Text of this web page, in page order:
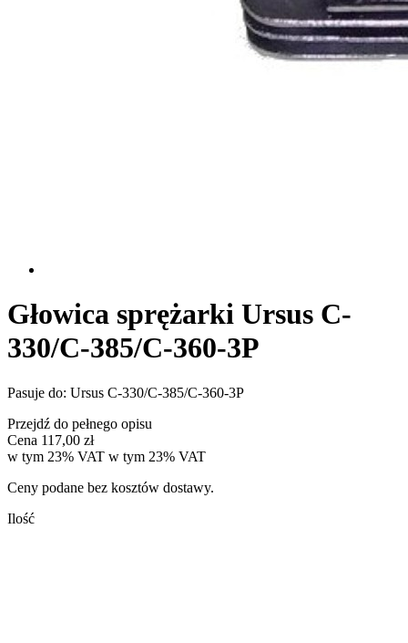
Głowica sprężarki Ursus C-
330/C-385/C-360-3P
Pasuje do: Ursus C-330/C-385/C-360-3P
Przejdź do pełnego opisu
Cena 117,00 zł
w tym 23% VAT w tym 23% VAT
Ceny podane bez kosztów dostawy.
Ilość